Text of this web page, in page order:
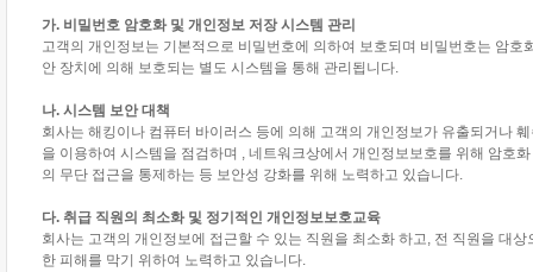
가. 비밀번호 암호화 및 개인정보 저장 시스템 관리
고객의 개인정보는 기본적으로 비밀번호에 의하여 보호되며 비밀번호는 암
안 장치에 의해 보호되는 별도 시스템을 통해 관리됩니다.
나. 시스템 보안 대책
회사는 해킹이나 컴퓨터 바이러스 등에 의해 고객의 개인정보가 유출되거나
을 이용하여 시스템을 점검하며 , 네트워크상에서 개인정보보호를 위해 암호
의 무단 접근을 통제하는 등 보안성 강화를 위해 노력하고 있습니다.
다. 취급 직원의 최소화 및 정기적인 개인정보보호교육
회사는 고객의 개인정보에 접근할 수 있는 직원을 최소화 하고, 전 직원을 대
한 피해를 막기 위하여 노력하고 있습니다.